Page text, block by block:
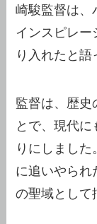
崎駿監督は、
インスピレー
り入れたと語
監督は、歴史
とで、現代
りにしまし
に追いやられ
の聖域として